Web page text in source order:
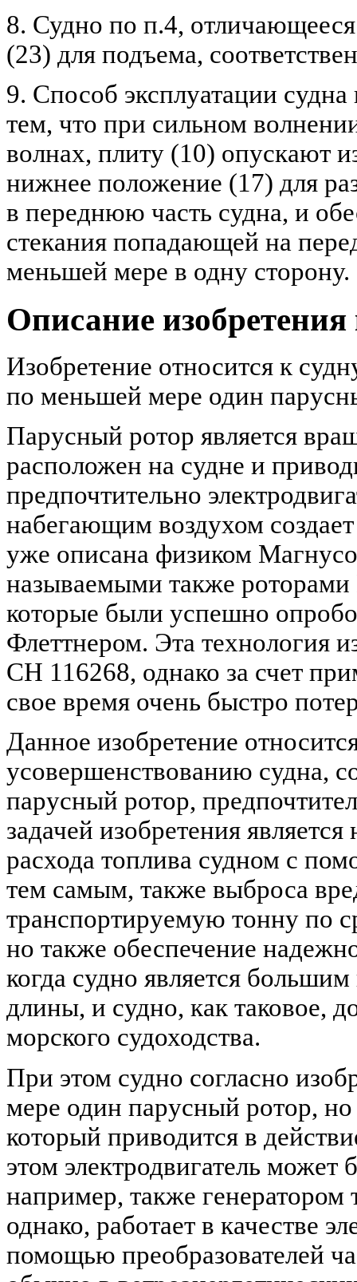
8. Судно по п.4,
(23) для подъема,
9. Способ эксплуатации
тем, что при сильном
волнах, плиту (10) опускают
нижнее положение (17) для
в переднюю часть судна, и
стекания попадающей на
меньшей мере в одну сторону.
Описание изобретения
Изобретение относится к
по меньшей мере один
Парусный ротор является
расположен на судне и
предпочтительно
набегающим воздухом
уже описана физиком
называемыми также
которые были успешно
Флеттнером. Эта технология
СН 116268, однако за счет
свое время очень быстро
Данное изобретение
усовершенствованию судна,
парусный ротор,
задачей изобретения
расхода топлива судном с
тем самым, также выброса
транспортируемую тонну по
но также обеспечение
когда судно является
длины, и судно, как таковое,
морского судоходства.
При этом судно согласно
мере один парусный ротор,
который приводится в
этом электродвигатель
например, также
однако, работает в качестве
помощью преобразователей